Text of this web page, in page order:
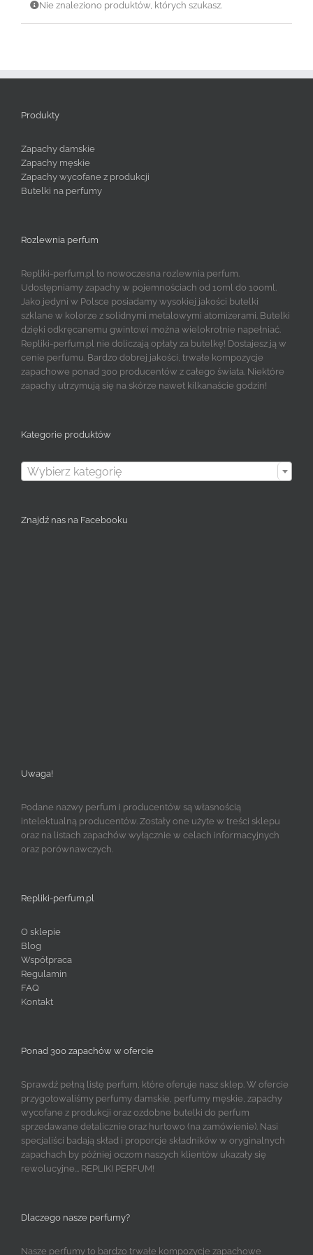
Nie znaleziono produktów, których szukasz.
Produkty
Zapachy damskie
Zapachy męskie
Zapachy wycofane z produkcji
Butelki na perfumy
Rozlewnia perfum
Repliki-perfum.pl to nowoczesna rozlewnia perfum.
Udostępniamy zapachy w pojemnościach od 10ml do 100ml.
Jako jedyni w Polsce posiadamy wysokiej jakości butelki
szklane w kolorze z solidnymi metalowymi atomizerami. Butelki
dzięki odkręcanemu gwintowi można wielokrotnie napełniać.
Repliki-perfum.pl nie doliczają opłaty za butelkę! Dostajesz ją w
cenie perfumu. Bardzo dobrej jakości, trwałe kompozycje
zapachowe ponad 300 producentów z całego świata. Niektóre
zapachy utrzymują się na skórze nawet kilkanaście godzin!
Kategorie produktów
Wybierz kategorię
Znajdź nas na Facebooku
Uwaga!
Podane nazwy perfum i producentów są własnością
intelektualną producentów. Zostały one użyte w treści sklepu
oraz na listach zapachów wyłącznie w celach informacyjnych
oraz porównawczych.
Repliki-perfum.pl
O sklepie
Blog
Współpraca
Regulamin
FAQ
Kontakt
Ponad 300 zapachów w ofercie
Sprawdź pełną listę perfum, które oferuje nasz sklep. W ofercie
przygotowaliśmy perfumy damskie, perfumy męskie, zapachy
wycofane z produkcji oraz ozdobne butelki do perfum
sprzedawane detalicznie oraz hurtowo (na zamówienie). Nasi
specjaliści badają skład i proporcje składników w oryginalnych
zapachach by później oczom naszych klientów ukazały się
rewolucyjne... REPLIKI PERFUM!
Dlaczego nasze perfumy?
Nasze perfumy to bardzo trwałe kompozycje zapachowe